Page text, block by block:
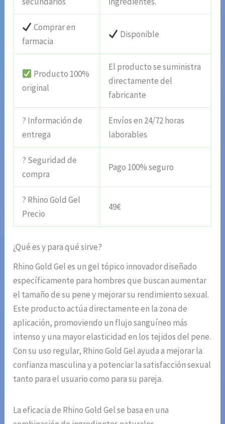
Comprar en
farmacia
Disponible
Producto 100%
original
El producto se suministra
directamente del
fabricante
? Información de
entrega
Envíos en 24/72 horas
laborables
? Seguridad de
compra
Pago 100% seguro
? Rhino Gold Gel
Precio
49€
¿Qué es y para qué sirve?
Rhino Gold Gel es un gel tópico innovador diseñado
específicamente para hombres que buscan aumentar
el tamaño de su pene y mejorar su rendimiento sexual.
Este producto actúa directamente en la zona de
aplicación, promoviendo un flujo sanguíneo más
intenso y una mayor elasticidad en los tejidos del pene.
Con su uso regular, Rhino Gold Gel ayuda a mejorar la
confianza masculina y a potenciar la satisfacción sexual
tanto para el usuario como para su pareja.
La eficacia de Rhino Gold Gel se basa en una